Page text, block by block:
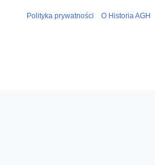
Polityka prywatności O Historia AGH